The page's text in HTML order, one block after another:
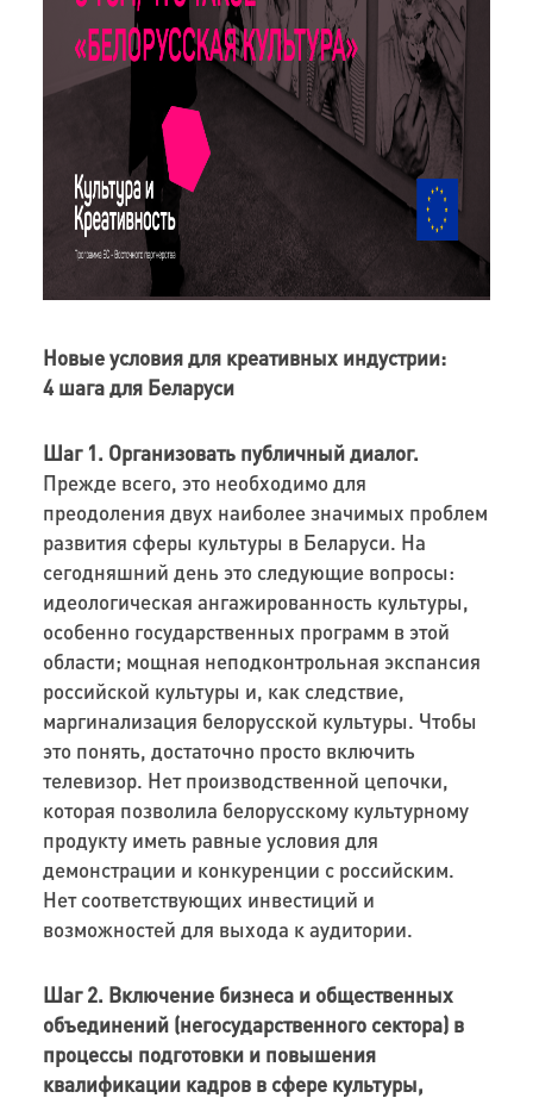
Новые условия для креативных индустрии:
4 шага для Беларуси
Шаг 1. Организовать публичный диалог.
Прежде всего, это необходимо для
преодоления двух наиболее значимых проблем
развития сферы культуры в Беларуси. На
сегодняшний день это следующие вопросы:
идеологическая ангажированность культуры,
особенно государственных программ в этой
области; мощная неподконтрольная экспансия
российской культуры и, как следствие,
маргинализация белорусской культуры. Чтобы
это понять, достаточно просто включить
телевизор. Нет производственной цепочки,
которая позволила белорусскому культурному
продукту иметь равные условия для
демонстрации и конкуренции с российским.
Нет соответствующих инвестиций и
возможностей для выхода к аудитории.
Шаг 2. Включение бизнеса и общественных
объединений (негосударственного сектора) в
процессы подготовки и повышения
квалификации кадров в сфере культуры,